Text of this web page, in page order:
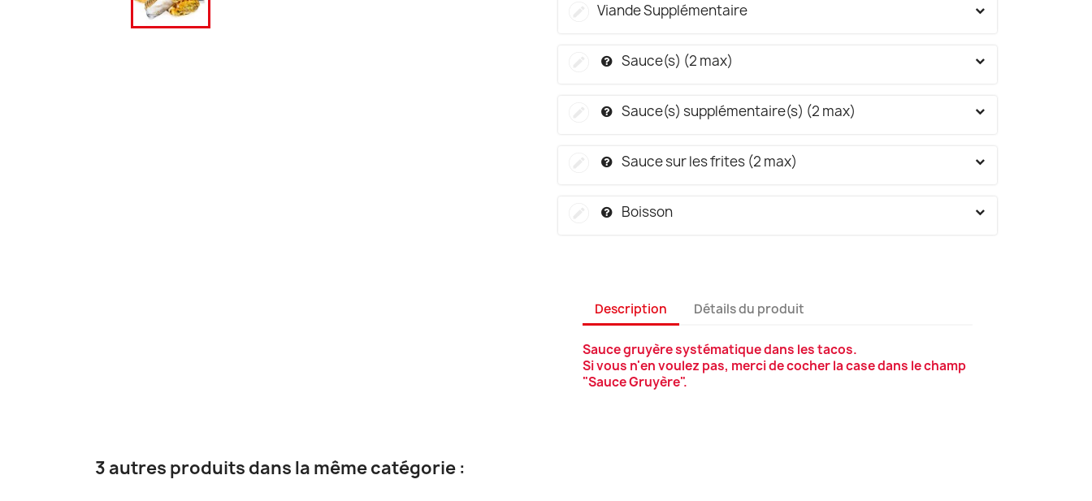
Viande Supplémentaire
Sauce(s) (2 max)
Sauce(s) supplémentaire(s) (2 max)
Sauce sur les frites (2 max)
Boisson
Description Détails du produit
Sauce gruyère systématique dans les tacos.
Si vous n'en voulez pas, merci de cocher la case dans le champ
"Sauce Gruyère".
3 autres produits dans la même catégorie :